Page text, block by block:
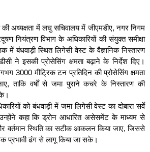
अध्यक्षता में लघु सचिवालय में जीएमडीए, नगर निगम
नियंत्रण विभाग के अधिकारियों की संयुक्त समीक्षा
बंधवाड़ी स्थित लिगेसी वेस्ट के वैज्ञानिक निस्तारण
ने इसकी प्रोसेसिंग क्षमता बढ़ाने के निर्देश दिए।
3000 मीट्रिक टन प्रतिदिन की प्रोसेसिंग क्षमता
ताकि वर्षों से जमा पुराने कचरे के निस्तारण की
को बंधवाड़ी में जमा लिगेसी वेस्ट का दोबारा सर्वे
कहा कि ड्रोन आधारित असेसमेंट के माध्यम से
वर्तमान स्थिति का सटीक आकलन किया जाए, जिससे
प्रभावी ढंग से लागू किया जा सके।